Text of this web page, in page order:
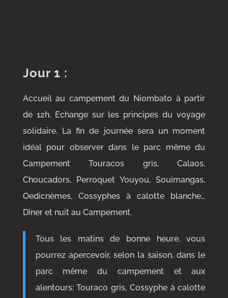
Jour 1 :
Accueil au campement du Niombato à partir
de 12h. Echange sur les principes du voyage
solidaire. La fin de journée sera un moment
idéal pour observer dans le parc même du
Campement Touracos gris, Calaos,
Choucadors, Perroquet Youyou, Souimangas,
Oedicnèmes, Cossyphes à calotte blanche…
Dîner et nuit au Campement.
Tous les matins de bonne heure, vous
pourrez apercevoir, selon la saison, dans le
parc même du campement et aux
alentours: Touraco gris, Cossyphe à calotte